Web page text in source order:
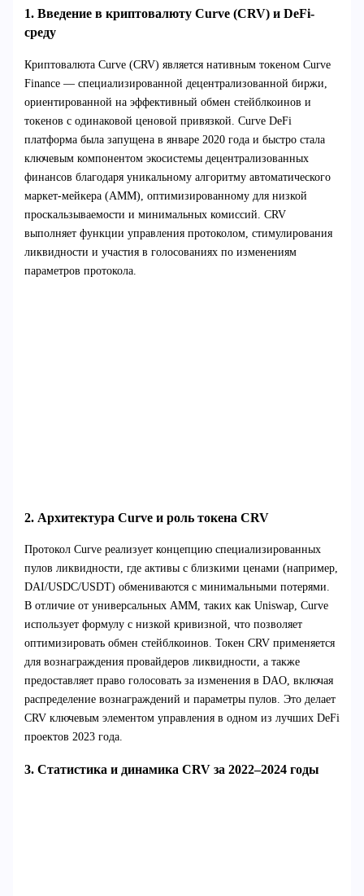
1. Введение в криптовалюту Curve (CRV) и DeFi-
среду
Криптовалюта Curve (CRV) является нативным токеном Curve
Finance — специализированной децентрализованной биржи,
ориентированной на эффективный обмен стейблкоинов и
токенов с одинаковой ценовой привязкой. Curve DeFi
платформа была запущена в январе 2020 года и быстро стала
ключевым компонентом экосистемы децентрализованных
финансов благодаря уникальному алгоритму автоматического
маркет-мейкера (AMM), оптимизированному для низкой
проскальзываемости и минимальных комиссий. CRV
выполняет функции управления протоколом, стимулирования
ликвидности и участия в голосованиях по изменениям
параметров протокола.
2. Архитектура Curve и роль токена CRV
Протокол Curve реализует концепцию специализированных
пулов ликвидности, где активы с близкими ценами (например,
DAI/USDC/USDT) обмениваются с минимальными потерями.
В отличие от универсальных AMM, таких как Uniswap, Curve
использует формулу с низкой кривизной, что позволяет
оптимизировать обмен стейблкоинов. Токен CRV применяется
для вознаграждения провайдеров ликвидности, а также
предоставляет право голосовать за изменения в DAO, включая
распределение вознаграждений и параметры пулов. Это делает
CRV ключевым элементом управления в одном из лучших DeFi
проектов 2023 года.
3. Статистика и динамика CRV за 2022–2024 годы